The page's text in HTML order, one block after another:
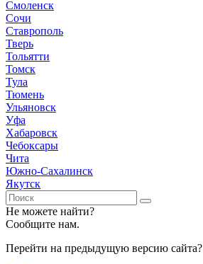
Смоленск
Сочи
Ставрополь
Тверь
Тольятти
Томск
Тула
Тюмень
Ульяновск
Уфа
Хабаровск
Чебоксары
Чита
Южно-Сахалинск
Якутск
Не можете найти?
Сообщите нам.
Перейти на предыдущую версию сайта?